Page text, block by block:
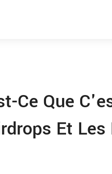
Ce Que
Et Les